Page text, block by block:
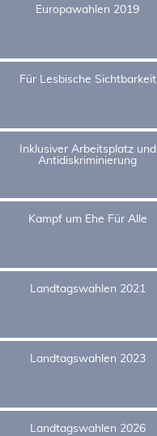
Europawahlen 2019
Für Lesbische Sichtbarkeit
Inklusiver Arbeitsplatz und
Antidiskriminierung
Kampf um Ehe Für Alle
Landtagswahlen 2021
Landtagswahlen 2023
Landtagswahlen 2026